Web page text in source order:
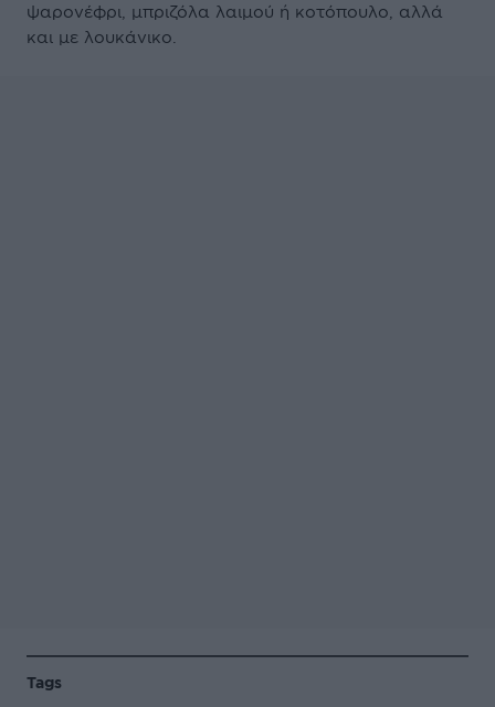
ψαρονέφρι, μπριζόλα λαιμού ή κοτόπουλο, αλλά
και με λουκάνικο.
Tags